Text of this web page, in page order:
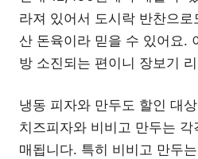
라져 있어서 도시락 반찬으
산 돈육이라 믿을 수 있어요.
방 소진되는 편이니 장보기
냉동 피자와 만두도 할인 대
치즈피자와 비비고 만두는
매됩니다. 특히 비비고 만두